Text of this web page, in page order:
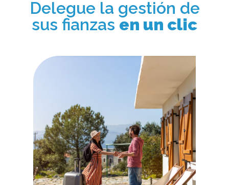
Delegue la gestión de
sus fianzas en un clic